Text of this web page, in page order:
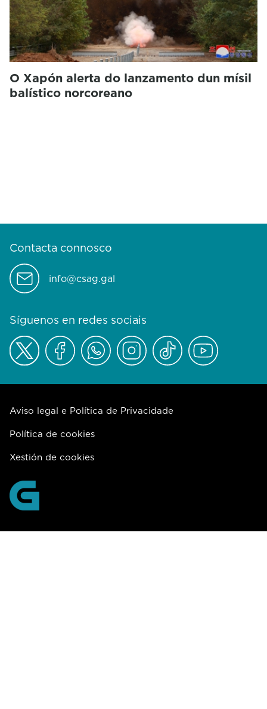
O Xapón alerta do lanzamento dun mísil
balístico norcoreano
Contacta connosco
info@csag.gal
Síguenos en redes sociais
Aviso legal e Política de Privacidade
Política de cookies
Xestión de cookies